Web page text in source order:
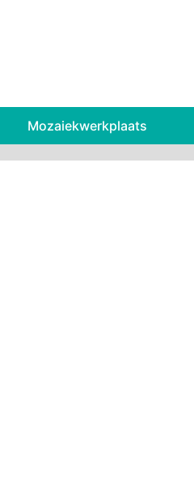
Mozaiekwerkplaats